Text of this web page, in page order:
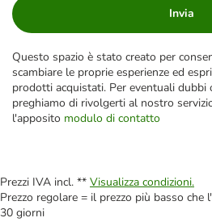
Invia
Questo spazio è stato creato per
scambiare le proprie esperienze ed
prodotti acquistati. Per eventuali
preghiamo di rivolgerti al nostro
l'apposito modulo di contatto
Prezzi IVA incl. ** Visualizza condizioni.
Prezzo regolare = il prezzo più basso
30 giorni